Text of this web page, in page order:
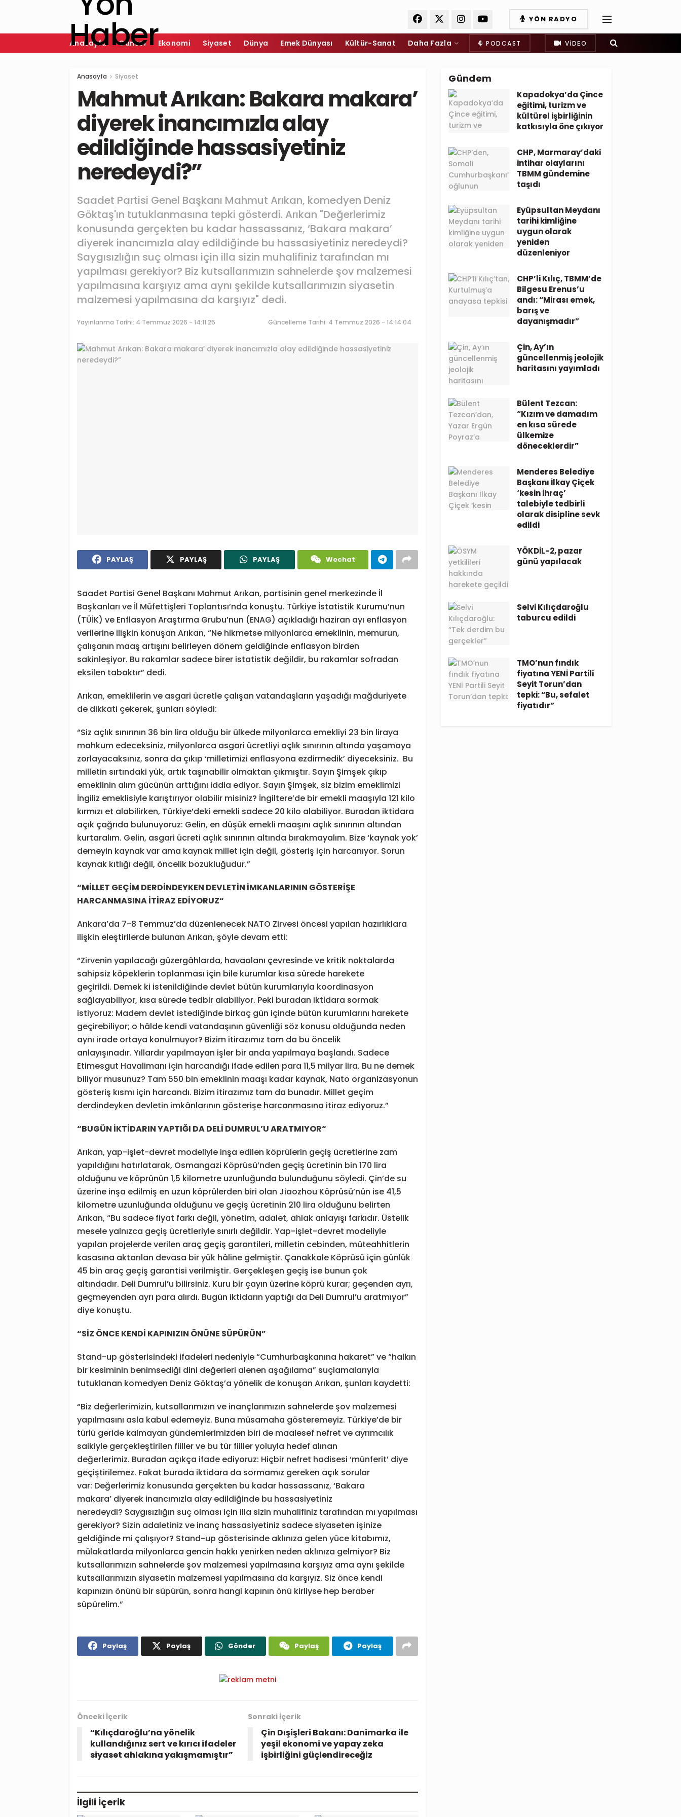
YÖN RADYO
Anasayfa Güncel Ekonomi Siyaset Dünya Emek Dünyası Kültür-Sanat Daha Fazla PODCAST VIDEO
Anasayfa Siyaset
Mahmut Arıkan: Bakara makara’
diyerek inancımızla alay
edildiğinde hassasiyetiniz
neredeydi?”
Saadet Partisi Genel Başkanı Mahmut Arıkan, komedyen Deniz
Göktaş'ın tutuklanmasına tepki gösterdi. Arıkan "Değerlerimiz
konusunda gerçekten bu kadar hassassanız, ‘Bakara makara’
diyerek inancımızla alay edildiğinde bu hassasiyetiniz neredeydi?
Saygısızlığın suç olması için illa sizin muhalifiniz tarafından mı
yapılması gerekiyor? Biz kutsallarımızın sahnelerde şov malzemesi
yapılmasına karşıyız ama aynı şekilde kutsallarımızın siyasetin
malzemesi yapılmasına da karşıyız" dedi.
Yayınlanma Tarihi: 4 Temmuz 2026 - 14:11:25 Güncelleme Tarihi: 4 Temmuz 2026 - 14:14:04
PAYLAŞ PAYLAŞ PAYLAŞ Wechat
Saadet Partisi Genel Başkanı Mahmut Arıkan, partisinin genel merkezinde İl
Başkanları ve İl Müfettişleri Toplantısı’nda konuştu. Türkiye İstatistik Kurumu’nun
(TÜİK) ve Enflasyon Araştırma Grubu’nun (ENAG) açıkladığı haziran ayı enflasyon
verilerine ilişkin konuşan Arıkan, “Ne hikmetse milyonlarca emeklinin, memurun,
çalışanın maaş artışını belirleyen dönem geldiğinde enflasyon birden
sakinleşiyor. Bu rakamlar sadece birer istatistik değildir, bu rakamlar sofradan
eksilen tabaktır” dedi.
Arıkan, emeklilerin ve asgari ücretle çalışan vatandaşların yaşadığı mağduriyete
de dikkati çekerek, şunları söyledi:
“Siz açlık sınırının 36 bin lira olduğu bir ülkede milyonlarca emekliyi 23 bin liraya
mahkum edeceksiniz, milyonlarca asgari ücretliyi açlık sınırının altında yaşamaya
zorlayacaksınız, sonra da çıkıp ‘milletimizi enflasyona ezdirmedik’ diyeceksiniz. Bu
milletin sırtındaki yük, artık taşınabilir olmaktan çıkmıştır. Sayın Şimşek çıkıp
emeklinin alım gücünün arttığını iddia ediyor. Sayın Şimşek, siz bizim emeklimizi
İngiliz emeklisiyle karıştırıyor olabilir misiniz? İngiltere’de bir emekli maaşıyla 121 kilo
kırmızı et alabilirken, Türkiye’deki emekli sadece 20 kilo alabiliyor. Buradan iktidara
açık çağrıda bulunuyoruz: Gelin, en düşük emekli maaşını açlık sınırının altından
kurtaralım. Gelin, asgari ücreti açlık sınırının altında bırakmayalım. Bize ‘kaynak yok’
demeyin kaynak var ama kaynak millet için değil, gösteriş için harcanıyor. Sorun
kaynak kıtlığı değil, öncelik bozukluğudur.”
“MİLLET GEÇİM DERDİNDEYKEN DEVLETİN İMKANLARININ GÖSTERİŞE
HARCANMASINAİTİRAZ EDİYORUZ“
Ankara’da 7-8 Temmuz’da düzenlenecek NATO Zirvesi öncesi yapılan hazırlıklara
ilişkin eleştirilerde bulunan Arıkan, şöyle devam etti:
“Zirvenin yapılacağı güzergâhlarda, havaalanı çevresinde ve kritik noktalarda
sahipsiz köpeklerin toplanması için bile kurumlar kısa sürede harekete
geçirildi. Demek ki istenildiğinde devlet bütün kurumlarıyla koordinasyon
sağlayabiliyor, kısa sürede tedbir alabiliyor. Peki buradan iktidara sormak
istiyoruz: Madem devlet istediğinde birkaç gün içinde bütün kurumlarını harekete
geçirebiliyor; o hâlde kendi vatandaşının güvenliği söz konusu olduğunda neden
aynı irade ortaya konulmuyor? Bizim itirazımız tam da bu öncelik
anlayışınadır. Yıllardır yapılmayan işler bir anda yapılmaya başlandı. Sadece
Etimesgut Havalimanı için harcandığı ifade edilen para 11,5 milyar lira. Bu ne demek
biliyor musunuz? Tam 550 bin emeklinin maaşı kadar kaynak, Nato organizasyonun
gösteriş kısmı için harcandı. Bizim itirazımız tam da bunadır. Millet geçim
derdindeyken devletin imkânlarının gösterişe harcanmasına itiraz ediyoruz.”
“BUGÜN İKTİDARIN YAPTIĞI DA DELİ DUMRUL’U ARATMIYOR“
Arıkan, yap-işlet-devret modeliyle inşa edilen köprülerin geçiş ücretlerine zam
yapıldığını hatırlatarak, Osmangazi Köprüsü’nden geçiş ücretinin bin 170 lira
olduğunu ve köprünün 1,5 kilometre uzunluğunda bulunduğunu söyledi. Çin’de su
üzerine inşa edilmiş en uzun köprülerden biri olan Jiaozhou Köprüsü’nün ise 41,5
kilometre uzunluğunda olduğunu ve geçiş ücretinin 210 lira olduğunu belirten
Arıkan, “Bu sadece fiyat farkı değil, yönetim, adalet, ahlak anlayışı farkıdır. Üstelik
mesele yalnızca geçiş ücretleriyle sınırlı değildir. Yap-işlet-devret modeliyle
yapılan projelerde verilen araç geçiş garantileri, milletin cebinden, müteahhitlerin
kasasına aktarılan devasa bir yük hâline gelmiştir. Çanakkale Köprüsü için günlük
45 bin araç geçiş garantisi verilmiştir. Gerçekleşen geçiş ise bunun çok
altındadır. Deli Dumrul’u bilirsiniz. Kuru bir çayın üzerine köprü kurar; geçenden ayrı,
geçmeyenden ayrı para alırdı. Bugün iktidarın yaptığı da Deli Dumrul’u aratmıyor”
diye konuştu.
“SİZ ÖNCE KENDİ KAPINIZIN ÖNÜNE SÜPÜRÜN”
Stand-up gösterisindeki ifadeleri nedeniyle “Cumhurbaşkanına hakaret” ve “halkın
bir kesiminin benimsediği dini değerleri alenen aşağılama” suçlamalarıyla
tutuklanan komedyen Deniz Göktaş’a yönelik de konuşan Arıkan, şunları kaydetti:
“Biz değerlerimizin, kutsallarımızın ve inançlarımızın sahnelerde şov malzemesi
yapılmasını asla kabul edemeyiz. Buna müsamaha gösteremeyiz. Türkiye’de bir
türlü geride kalmayan gündemlerimizden biri de maalesef nefret ve ayrımcılık
saikiyle gerçekleştirilen fiiller ve bu tür fiiller yoluyla hedef alınan
değerlerimiz. Buradan açıkça ifade ediyoruz: Hiçbir nefret hadisesi ‘münferit’ diye
geçiştirilemez. Fakat burada iktidara da sormamız gereken açık sorular
var: Değerlerimiz konusunda gerçekten bu kadar hassassanız, ‘Bakara
makara’ diyerek inancımızla alay edildiğinde bu hassasiyetiniz
neredeydi? Saygısızlığın suç olması için illa sizin muhalifiniz tarafından mı yapılması
gerekiyor? Sizin adaletiniz ve inanç hassasiyetiniz sadece siyaseten işinize
geldiğinde mi çalışıyor? Stand-up gösterisinde aklınıza gelen yüce kitabımız,
mülakatlarda milyonlarca gencin hakkı yenirken neden aklınıza gelmiyor? Biz
kutsallarımızın sahnelerde şov malzemesi yapılmasına karşıyız ama aynı şekilde
kutsallarımızın siyasetin malzemesi yapılmasına da karşıyız. Siz önce kendi
kapınızın önünü bir süpürün, sonra hangi kapının önü kirliyse hep beraber
süpürelim.”
Paylaş Paylaş Gönder Paylaş Paylaş
Önceki İçerik
“Kılıçdaroğlu’na yönelik
kullandığınız sert ve kırıcı ifadeler
siyaset ahlakına yakışmamıştır”
Sonraki İçerik
Çin Dışişleri Bakanı: Danimarka ile
yeşil ekonomi ve yapay zeka
işbirliğini güçlendireceğiz
İlgili İçerik
Gündem
Kapadokya’da Çince
eğitimi, turizm ve
kültürel işbirliğinin
katkısıyla öne çıkıyor
CHP, Marmaray’daki
intihar olaylarını
TBMM gündemine
taşıdı
Eyüpsultan Meydanı
tarihi kimliğine
uygun olarak
yeniden
düzenleniyor
CHP’li Kılıç, TBMM’de
Bilgesu Erenus’u
andı: “Mirası emek,
barış ve
dayanışmadır”
Çin, Ay’ın
güncellenmiş jeolojik
haritasını yayımladı
Bülent Tezcan:
“Kızım ve damadım
en kısa sürede
ülkemize
döneceklerdir”
Menderes Belediye
Başkanı İlkay Çiçek
‘kesin ihraç’
talebiyle tedbirli
olarak disipline sevk
edildi
YÖKDİL-2, pazar
günü yapılacak
Selvi Kılıçdaroğlu
taburcu edildi
TMO’nun fındık
fiyatına YENİ Partili
Seyit Torun’dan
tepki: “Bu, sefalet
fiyatıdır”